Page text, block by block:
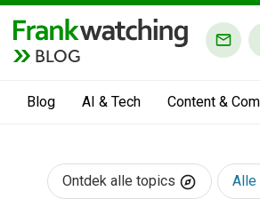
BLOG
Blog AI & Tech Content &
Ontdek alle topics Alle